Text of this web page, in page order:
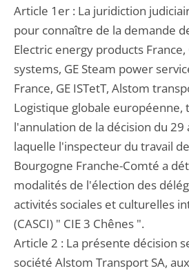
Article 1er : La juridiction
pour connaître de la demande
Electric energy products
systems, GE Steam power
France, GE ISTetT, Alstom
Logistique globale européenne,
l'annulation de la décision du 29
laquelle l'inspecteur du travail de
Bourgogne Franche-Comté a
modalités de l'élection des
activités sociales et culturelles
(CASCI) " CIE 3 Chênes ".
Article 2 : La présente décision
société Alstom Transport SA,